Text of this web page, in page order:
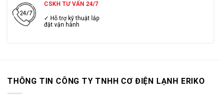
CSKH TƯ VẤN 24/7
✓ Hỗ trợ kỹ thuật lắp
đặt vận hành
THÔNG TIN CÔNG TY TNHH CƠ ĐIỆN LẠNH ERIKO